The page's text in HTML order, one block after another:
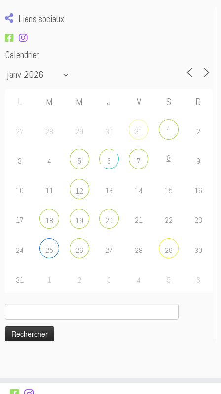
Liens sociaux
Calendrier
L M M J V S D
27 28 29 30 31 1 2
3 4 5 6 7 8 9
10 11 12 13 14 15 16
17 18 19 20 21 22 23
24 25 26 27 28 29 30
31 1 2 3 4 5 6